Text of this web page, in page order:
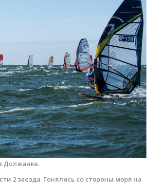
Должанке.
2 заезда. Гонялись со стороны моря на